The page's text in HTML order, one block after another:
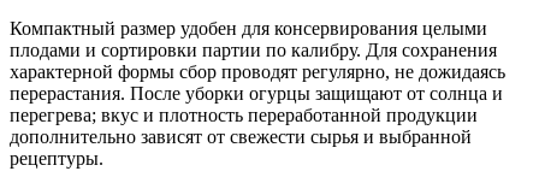
Компактный размер удобен для консервирования целыми
плодами и сортировки партии по калибру. Для сохранения
характерной формы сбор проводят регулярно, не дожидаясь
перерастания. После уборки огурцы защищают от солнца и
перегрева; вкус и плотность переработанной продукции
дополнительно зависят от свежести сырья и выбранной
рецептуры.